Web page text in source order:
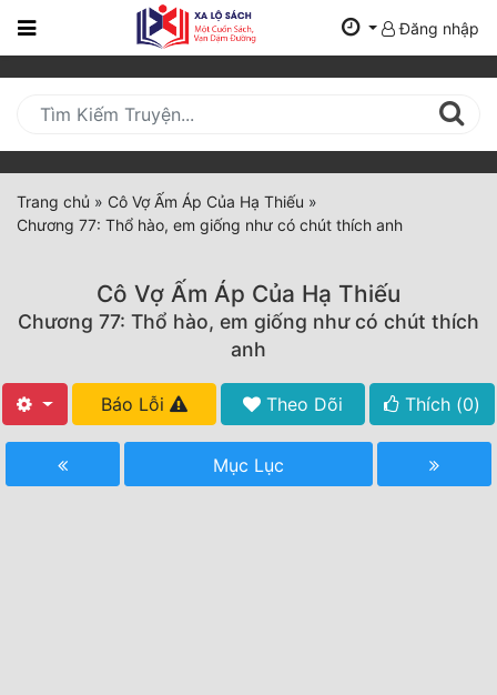
Trang
Mới
Cập
Nhật
(current)
Truyện Mới Ra
Hoàn Thành
Đăng nhập
Trang chủ » Cô Vợ Ấm Áp Của Hạ Thiếu »
Chương 77: Thổ hào, em giống như có chút thích anh
Cô Vợ Ấm Áp Của Hạ Thiếu
Chương 77: Thổ hào, em giống như có chút thích
anh
Báo Lỗi Theo Dõi Thích (0)
Mục Lục